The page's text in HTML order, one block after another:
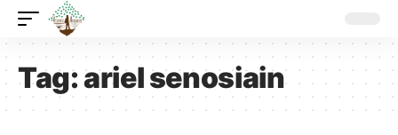
Tag:ariel senosiain